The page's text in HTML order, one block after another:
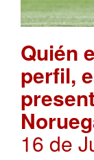
Quién
perfil,
16 de